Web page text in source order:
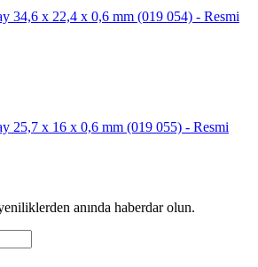
34,6 x 22,4 x 0,6 mm (019 054) - Resmi
25,7 x 16 x 0,6 mm (019 055) - Resmi
anında haberdar olun.